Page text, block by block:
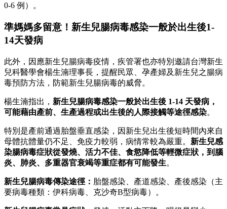
0-6 例）。
準媽媽多留意！新生兒腸病毒感染一般於出生後1-
14天發病
此外，因應新生兒腸病毒疫情，疾管署也亦特別邀請台灣新生
兒科醫學會楊生湳理事長，提醒民眾、孕產婦及新生兒之腸病
毒預防方法，防範新生兒腸病毒的威脅。
楊生湳指出， 新生兒腸病毒感染一般於出生後 1-14 天發病，
可能藉由產前、生產過程或出生後的人際接觸等途徑感染。
特別是產前通過胎盤垂直感染，因新生兒出生後短時間內來自
母體抗體量仍不足、免疫力較弱，病情常較為嚴重。 新生兒感
染腸病毒症狀從發燒、活力不佳、食慾降低等輕微症狀，到腦
炎、肺炎、多重器官衰竭等重症都有可能發生。
新生兒腸病毒傳染途徑： 胎盤感染、產道感染、產後感染（主
要病毒種類：伊科病毒、克沙奇B型病毒）。